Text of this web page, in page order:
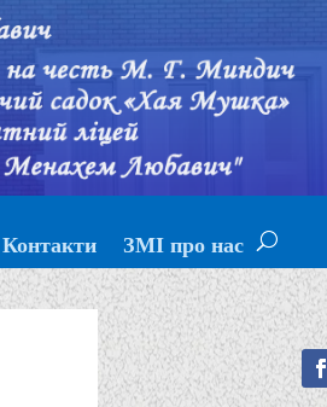
Контакти ЗМІ про нас